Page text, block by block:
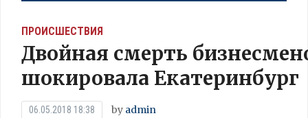
ПРОИСШЕСТВИЯ
Двойная смерть
шокировала Екатеринбург
06.05.2018 18:38 by admin